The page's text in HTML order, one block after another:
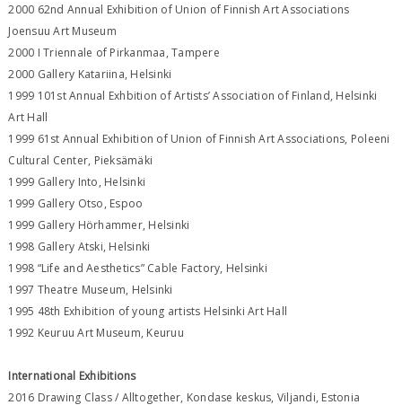
2000 62nd Annual Exhibition of Union of Finnish Art Associations
Joensuu Art Museum
2000 I Triennale of Pirkanmaa, Tampere
2000 Gallery Katariina, Helsinki
1999 101st Annual Exhbition of Artists’ Association of Finland, Helsinki
Art Hall
1999 61st Annual Exhibition of Union of Finnish Art Associations, Poleeni
Cultural Center, Pieksämäki
1999 Gallery Into, Helsinki
1999 Gallery Otso, Espoo
1999 Gallery Hörhammer, Helsinki
1998 Gallery Atski, Helsinki
1998 “Life and Aesthetics” Cable Factory, Helsinki
1997 Theatre Museum, Helsinki
1995 48th Exhibition of young artists Helsinki Art Hall
1992 Keuruu Art Museum, Keuruu
International Exhibitions
2016 Drawing Class / Alltogether, Kondase keskus, Viljandi, Estonia